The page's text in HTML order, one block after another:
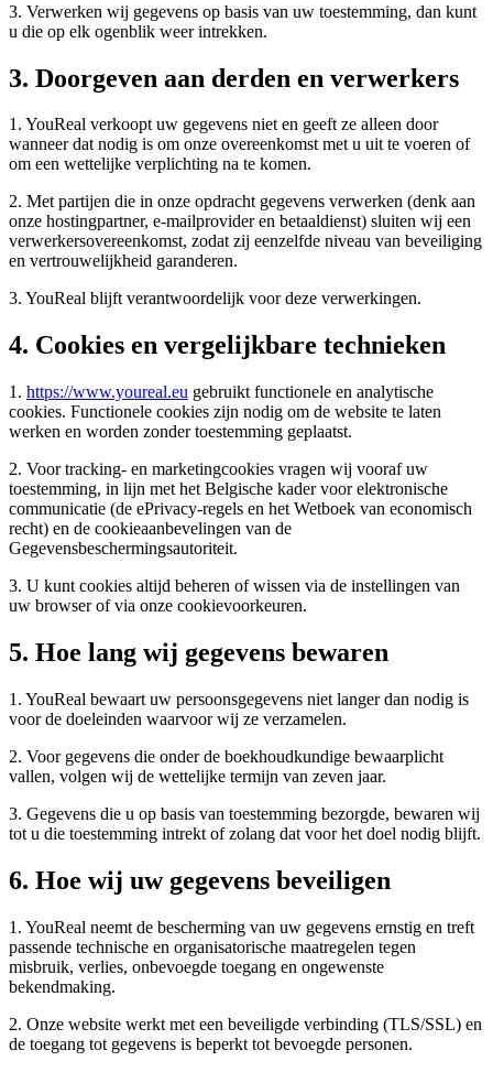
3. Verwerken wij gegevens op basis van uw toestemming, dan kunt
u die op elk ogenblik weer intrekken.
3. Doorgeven aan derden en verwerkers
1. YouReal verkoopt uw gegevens niet en geeft ze alleen door
wanneer dat nodig is om onze overeenkomst met u uit te voeren of
om een wettelijke verplichting na te komen.
2. Met partijen die in onze opdracht gegevens verwerken (denk aan
onze hostingpartner, e-mailprovider en betaaldienst) sluiten wij een
verwerkersovereenkomst, zodat zij eenzelfde niveau van beveiliging
en vertrouwelijkheid garanderen.
3. YouReal blijft verantwoordelijk voor deze verwerkingen.
4. Cookies en vergelijkbare technieken
1. https://www.youreal.eu gebruikt functionele en analytische
cookies. Functionele cookies zijn nodig om de website te laten
werken en worden zonder toestemming geplaatst.
2. Voor tracking- en marketingcookies vragen wij vooraf uw
toestemming, in lijn met het Belgische kader voor elektronische
communicatie (de ePrivacy-regels en het Wetboek van economisch
recht) en de cookieaanbevelingen van de
Gegevensbeschermingsautoriteit.
3. U kunt cookies altijd beheren of wissen via de instellingen van
uw browser of via onze cookievoorkeuren.
5. Hoe lang wij gegevens bewaren
1. YouReal bewaart uw persoonsgegevens niet langer dan nodig is
voor de doeleinden waarvoor wij ze verzamelen.
2. Voor gegevens die onder de boekhoudkundige bewaarplicht
vallen, volgen wij de wettelijke termijn van zeven jaar.
3. Gegevens die u op basis van toestemming bezorgde, bewaren wij
tot u die toestemming intrekt of zolang dat voor het doel nodig blijft.
6. Hoe wij uw gegevens beveiligen
1. YouReal neemt de bescherming van uw gegevens ernstig en treft
passende technische en organisatorische maatregelen tegen
misbruik, verlies, onbevoegde toegang en ongewenste
bekendmaking.
2. Onze website werkt met een beveiligde verbinding (TLS/SSL) en
de toegang tot gegevens is beperkt tot bevoegde personen.